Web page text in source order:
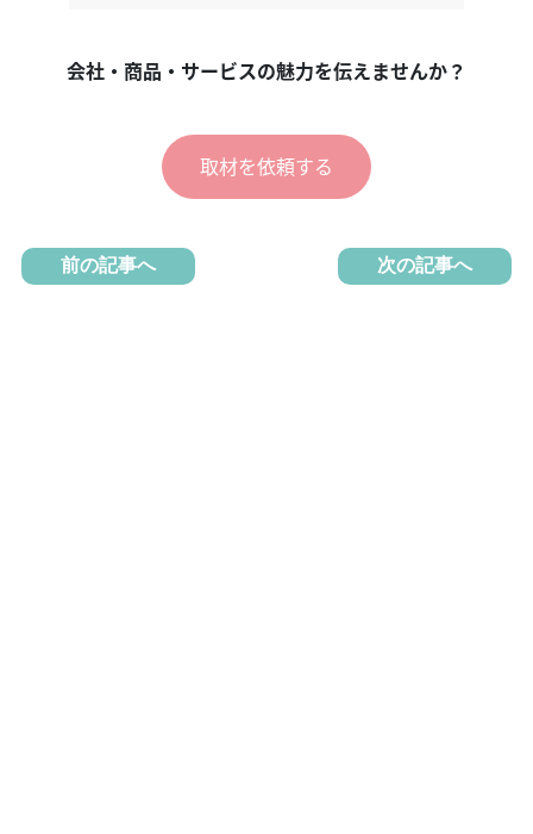
会社・商品・サービスの魅力を伝えませんか？
取材を依頼する
前の記事へ 次の記事へ